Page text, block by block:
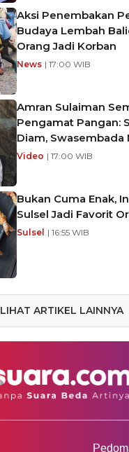
Aksi Penembakan
Budaya Lembah
Orang Jadi Korban
News | 17:00 WIB
Amran Sulaiman
Pengamat Pangan:
Diam, Swasembada
Video | 17:00 WIB
Bukan Cuma Enak,
Sulsel Jadi Favorit
Sulsel | 16:55 WIB
LIHAT ARTIKEL LAINNYA